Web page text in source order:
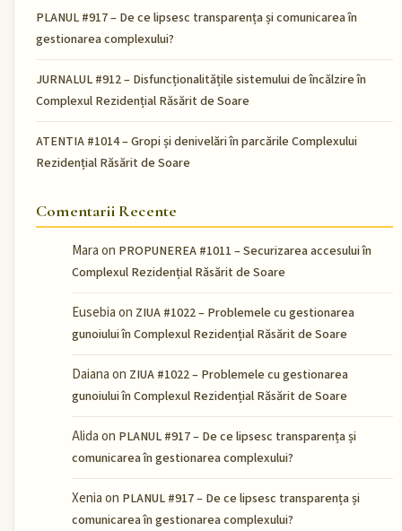
PLANUL #917 – De ce lipsesc transparența și comunicarea în
gestionarea complexului?
JURNALUL #912 – Disfuncționalitățile sistemului de încălzire în
Complexul Rezidențial Răsărit de Soare
ATENTIA #1014 – Gropi și denivelări în parcările Complexului
Rezidențial Răsărit de Soare
Comentarii Recente
Maraon PROPUNEREA #1011 – Securizarea accesului în
Complexul Rezidențial Răsărit de Soare
Eusebiaon ZIUA #1022 – Problemele cu gestionarea
gunoiului în Complexul Rezidențial Răsărit de Soare
Daianaon ZIUA #1022 – Problemele cu gestionarea
gunoiului în Complexul Rezidențial Răsărit de Soare
Alidaon PLANUL #917 – De ce lipsesc transparența și
comunicarea în gestionarea complexului?
Xeniaon PLANUL #917 – De ce lipsesc transparența și
comunicarea în gestionarea complexului?